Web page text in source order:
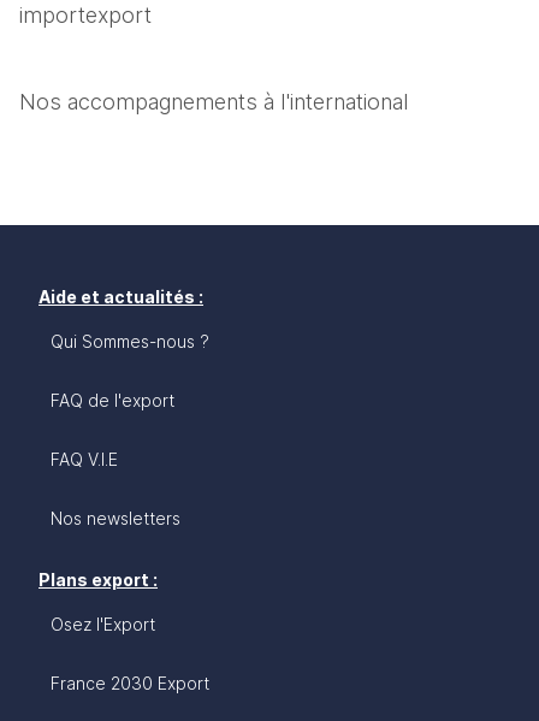
importexport
Nos accompagnements à l'international
Aide et actualités :
Qui Sommes-nous ?
FAQ de l'export
FAQ V.I.E
Nos newsletters
Plans export :
Osez l'Export
France 2030 Export